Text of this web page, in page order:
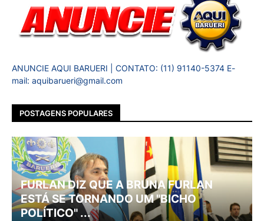
ANUNCIE AQUI BARUERI | CONTATO: (11) 91140-5374 E-
mail: aquibarueri@gmail.com
POSTAGENS POPULARES
FURLAN DIZ QUE A BRUNA FURLAN
ESTÁ SE TORNANDO UM "BICHO
POLÍTICO" ...